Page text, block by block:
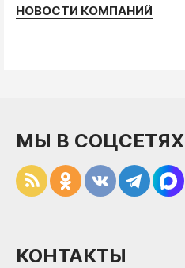
НОВОСТИ КОМПАНИЙ
МЫ В СОЦСЕТЯХ
КОНТАКТЫ